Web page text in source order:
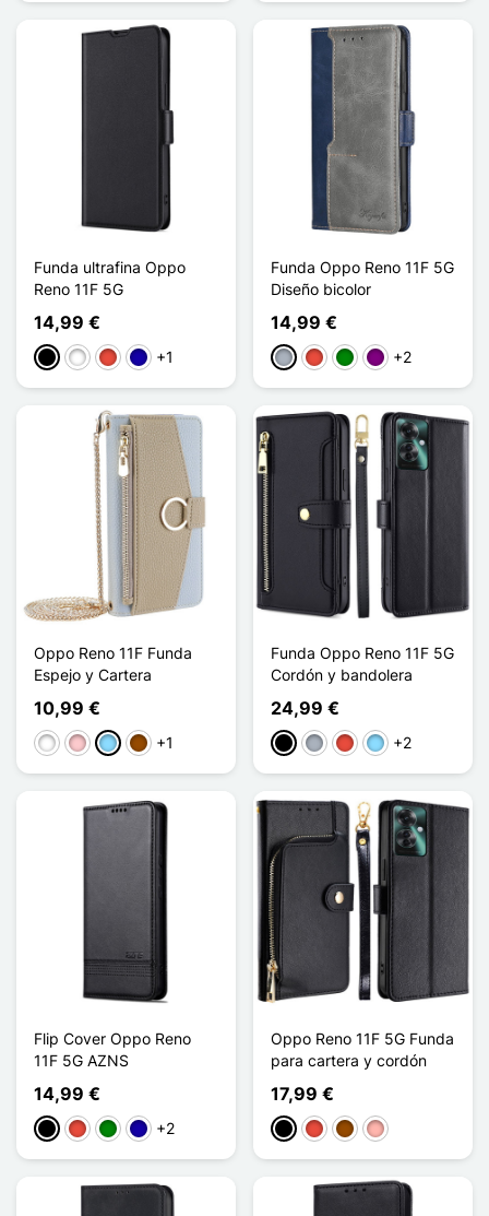
Funda ultrafina Oppo
Reno 11F 5G
14,99 €
NegroBlancoRojoAzul oscuro
+1
Funda Oppo Reno 11F 5G
Diseño bicolor
14,99 €
Gris RojoVerdePúrpura
+2
Oppo Reno 11F Funda
Espejo y Cartera
10,99 €
BlancoRosaAzul claro
Marrón
+1
Funda Oppo Reno 11F 5G
Cordón y bandolera
24,99 €
NegroGris RojoAzul claro
+2
Flip Cover Oppo Reno
11F 5G AZNS
14,99 €
NegroRojoVerdeAzul oscuro
+2
Oppo Reno 11F 5G Funda
para cartera y cordón
17,99 €
NegroRojoMarrónOro rosa